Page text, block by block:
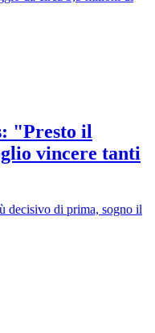
"Presto il
vincere tanti
decisivo di prima, sogno il